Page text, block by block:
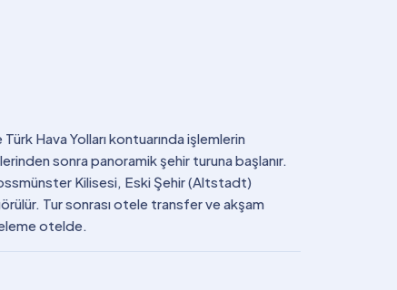
Hava Yolları kontuarında işlemlerin
sonra panoramik şehir turuna başlanır.
Kilisesi, Eski Şehir (Altstadt)
Tur sonrası otele transfer ve akşam
otelde.